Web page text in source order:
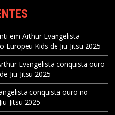
em Arthur Evangelista
Kids de Jiu-Jitsu 2025
Evangelista conquista ouro
Jiu-Jitsu 2025
conquista ouro no
Jitsu 2025